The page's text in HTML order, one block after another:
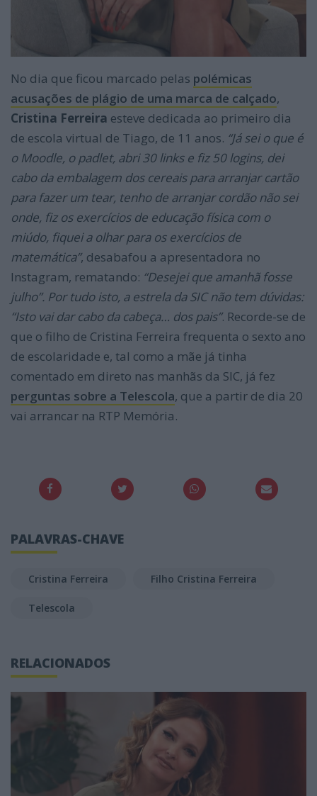
No dia que ficou marcado pelas polémicas
acusações de plágio de uma marca de calçado,
Cristina Ferreira esteve dedicada ao primeiro dia
de escola virtual de Tiago, de 11 anos. “Já sei o que é
o Moodle, o padlet, abri 30 links e fiz 50 logins, dei
cabo da embalagem dos cereais para arranjar cartão
para fazer um tear, tenho de arranjar cordão não sei
onde, fiz os exercícios de educação física com o
miúdo, fiquei a olhar para os exercícios de
matemática”, desabafou a apresentadora no
Instagram, rematando: “Desejei que amanhã fosse
julho”. Por tudo isto, a estrela da SIC não tem dúvidas:
“Isto vai dar cabo da cabeça… dos pais”. Recorde-se de
que o filho de Cristina Ferreira frequenta o sexto ano
de escolaridade e, tal como a mãe já tinha
comentado em direto nas manhãs da SIC, já fez
perguntas sobre a Telescola, que a partir de dia 20
vai arrancar na RTP Memória.
PALAVRAS-CHAVE
Cristina Ferreira Filho Cristina Ferreira
Telescola
RELACIONADOS